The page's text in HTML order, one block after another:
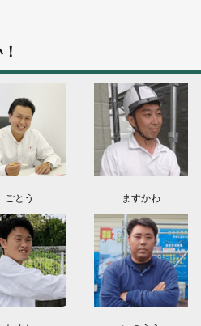
頂きました。ありがとう御座います！
きました。ありがとう御座います！
頂きました。ありがとう御座います！
きました。ありがとう御座います！
頂きました。ありがとう御座います！
ごとう ますかわ